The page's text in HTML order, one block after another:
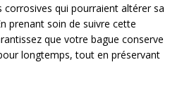
corrosives qui pourraient altérer sa
prenant soin de suivre cette
que votre bague conserve
longtemps, tout en préservant